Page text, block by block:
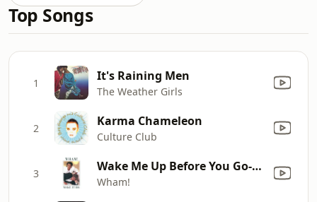
Top Songs
1 It's Raining Men
The Weather Girls
2 Karma Chameleon
Culture Club
3 Wake Me Up Before You Go-Go
Wham!